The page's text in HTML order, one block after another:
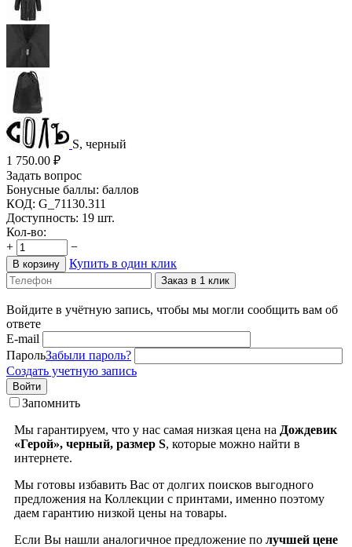
S, черный
1 750.00 ₽
Задать вопрос
Бонусные баллы: баллов
КОД: G_71130.311
Доступность: 19 шт.
Кол-во:
+
−
В корзину Купить в один клик
Заказ в 1 клик
Войдите в учётную запись, чтобы мы могли сообщить вам об
ответе
E-mail
ПарольЗабыли пароль?
Создать учетную запись
Войти
Запомнить
Мы гарантируем, что у нас самая низкая цена на Дождевик
«Герой», черный, размер S, которые можно найти в
интернете.
Мы готовы избавить Вас от долгих поисков выгодного
предложения на Коллекции с принтами, именно поэтому
даем гарантию низкой цены на товары.
Если Вы нашли аналогичное предложение по лучшей цене